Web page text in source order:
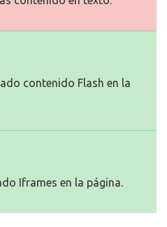
contenido Flash en la
Iframes en la página.